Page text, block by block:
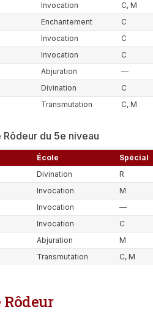
Invocation
C, M
Enchantement
C
Invocation
C
Invocation
C
Abjuration
—
Divination
C
Transmutation C, M
École
Spécial
Divination
R
Invocation
M
Invocation
—
Invocation
C
Abjuration
M
Transmutation C, M
Rôdeur du 5e niveau
Rôdeur